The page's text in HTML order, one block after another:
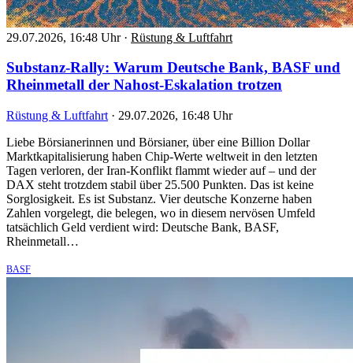
29.07.2026, 16:48 Uhr · Rüstung & Luftfahrt
Substanz-Rally: Warum Deutsche Bank, BASF und
Rheinmetall der Nahost-Eskalation trotzen
Rüstung & Luftfahrt · 29.07.2026, 16:48 Uhr
Liebe Börsianerinnen und Börsianer, über eine Billion Dollar
Marktkapitalisierung haben Chip-Werte weltweit in den letzten
Tagen verloren, der Iran-Konflikt flammt wieder auf – und der
DAX steht trotzdem stabil über 25.500 Punkten. Das ist keine
Sorglosigkeit. Es ist Substanz. Vier deutsche Konzerne haben
Zahlen vorgelegt, die belegen, wo in diesem nervösen Umfeld
tatsächlich Geld verdient wird: Deutsche Bank, BASF,
Rheinmetall…
BASF